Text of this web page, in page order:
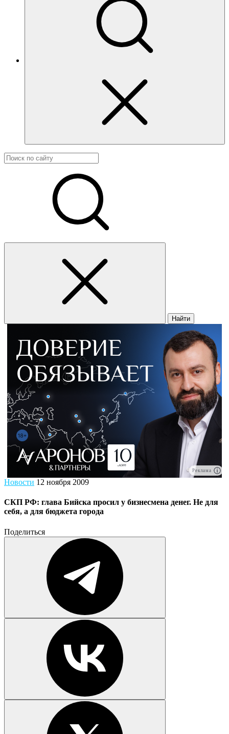
Найти
Реклама
Новости 12 ноября 2009
СКП РФ: глава Бийска просил у бизнесмена денег. Не для
себя, а для бюджета города
Поделиться